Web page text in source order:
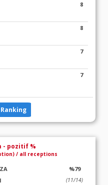
8
8
7
7
- pozitif %
/ all receptions
%79
(11/14)